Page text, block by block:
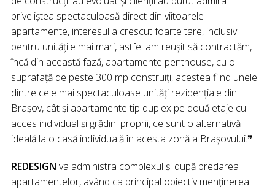
priveliștea spectaculoasă direct din viitoarele
apartamente, interesul a crescut foarte tare, inclusiv
pentru unitățile mai mari, astfel am reușit să contractăm,
încă din această fază, apartamente penthouse, cu o
suprafață de peste 300 mp construiți, acestea fiind unele
dintre cele mai spectaculoase unități rezidențiale din
Brașov, cât şi apartamente tip duplex pe două etaje cu
acces individual şi grădini proprii, ce sunt o alternativă
ideală la o casă individuală în acesta zonă a Brașovului.❞
REDESIGN va administra complexul şi după predarea
apartamentelor, având ca principal obiectiv menţinerea